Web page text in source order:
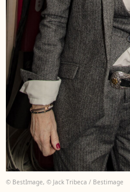
© BestImage, © Jack Tribeca / Bestimage